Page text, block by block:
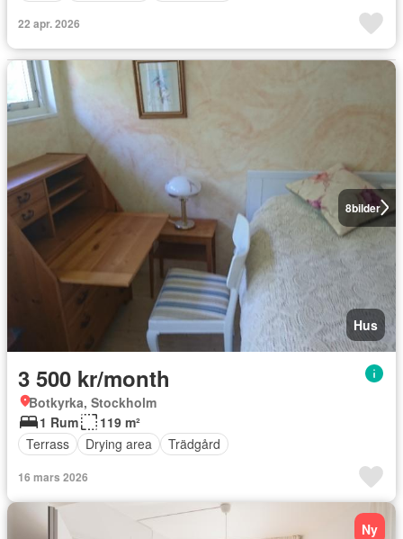
22 apr. 2026
8bilder
Hus
3 500 kr/month
Botkyrka, Stockholm
1 Rum
119 m²
Terrass
Drying area Trädgård
16 mars 2026
Ny